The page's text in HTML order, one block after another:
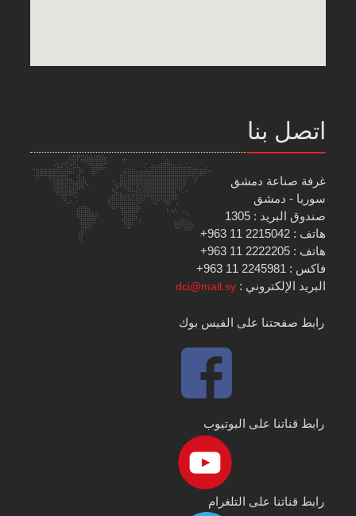
اتصل بنا
غرفة صناعة دمشق
سوريا - دمشق
صندوق البريد : 1305
هاتف : 2215042 11 963+
هاتف : 2222205 11 963+
فاكس : 2245981 11 963+
البريد الإلكتروني :dci@mail.sy
رابط صفحتنا على الفيس بوك
رابط قناتنا على اليوتيوب
رابط قناتنا على التلغرام